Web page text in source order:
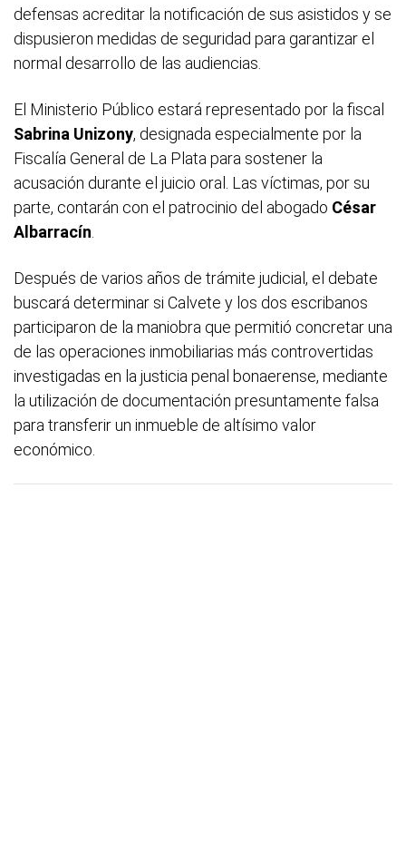
defensas acreditar la notificación de sus asistidos y se
dispusieron medidas de seguridad para garantizar el
normal desarrollo de las audiencias.
El Ministerio Público estará representado por la fiscal
Sabrina Unizony, designada especialmente por la
Fiscalía General de La Plata para sostener la
acusación durante el juicio oral. Las víctimas, por su
parte, contarán con el patrocinio del abogado César
Albarracín
Después de varios años de trámite judicial, el debate
buscará determinar si Calvete y los dos escribanos
participaron de la maniobra que permitió concretar una
de las operaciones inmobiliarias más controvertidas
investigadas en la justicia penal bonaerense, mediante
la utilización de documentación presuntamente falsa
para transferir un inmueble de altísimo valor
económico.